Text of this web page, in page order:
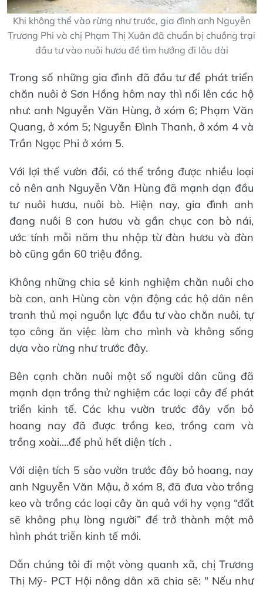
Khi không thể vào rừng như trước, gia đình anh Nguyễn
Trương Phi và chị Phạm Thị Xuân đã chuẩn bị chuồng trại
đầu tư vào nuôi hươu để tìm hướng đi lâu dài
Trong số những gia đình đã đầu tư để phát triển
chăn nuôi ở Sơn Hồng hôm nay thì nổi lên các hộ
như: anh Nguyễn Văn Hùng, ở xóm 6; Phạm Văn
Quang, ở xóm 5; Nguyễn Đình Thanh, ở xóm 4 và
Trần Ngọc Phi ở xóm 5.
Với lợi thế vườn đồi, có thể trồng được nhiều loại
cỏ nên anh Nguyễn Văn Hùng đã mạnh dạn đầu
tư nuôi hươu, nuôi bò. Hiện nay, gia đình anh
đang nuôi 8 con hươu và gần chục con bò nái,
ước tính mỗi năm thu nhập từ đàn hươu và đàn
bò cũng gần 60 triệu đồng.
Không những chia sẻ kinh nghiệm chăn nuôi cho
bà con, anh Hùng còn vận động các hộ dân nên
tranh thủ mọi nguồn lực đầu tư vào chăn nuôi, tự
tạo công ăn việc làm cho mình và không sống
dựa vào rừng như trước đây.
Bên cạnh chăn nuôi một số người dân cũng đã
mạnh dạn trồng thử nghiệm các loại cây để phát
triển kinh tế. Các khu vườn trước đây vốn bỏ
hoang nay đã được trồng keo, trồng cam và
trồng xoài.…để phủ hết diện tích .
Với diện tích 5 sào vườn trước đây bỏ hoang, nay
anh Nguyễn Văn Mậu, ở xóm 8, đã đưa vào trồng
keo và trồng các loại cây ăn quả với hy vọng “đất
sẽ không phụ lòng người” để trở thành một mô
hình phát triễn kinh tế mới.
Dẫn chúng tôi đi một vòng quanh xã, chị Trương
Thị Mỹ- PCT Hội nông dân xã chia sẽ: " Nếu như